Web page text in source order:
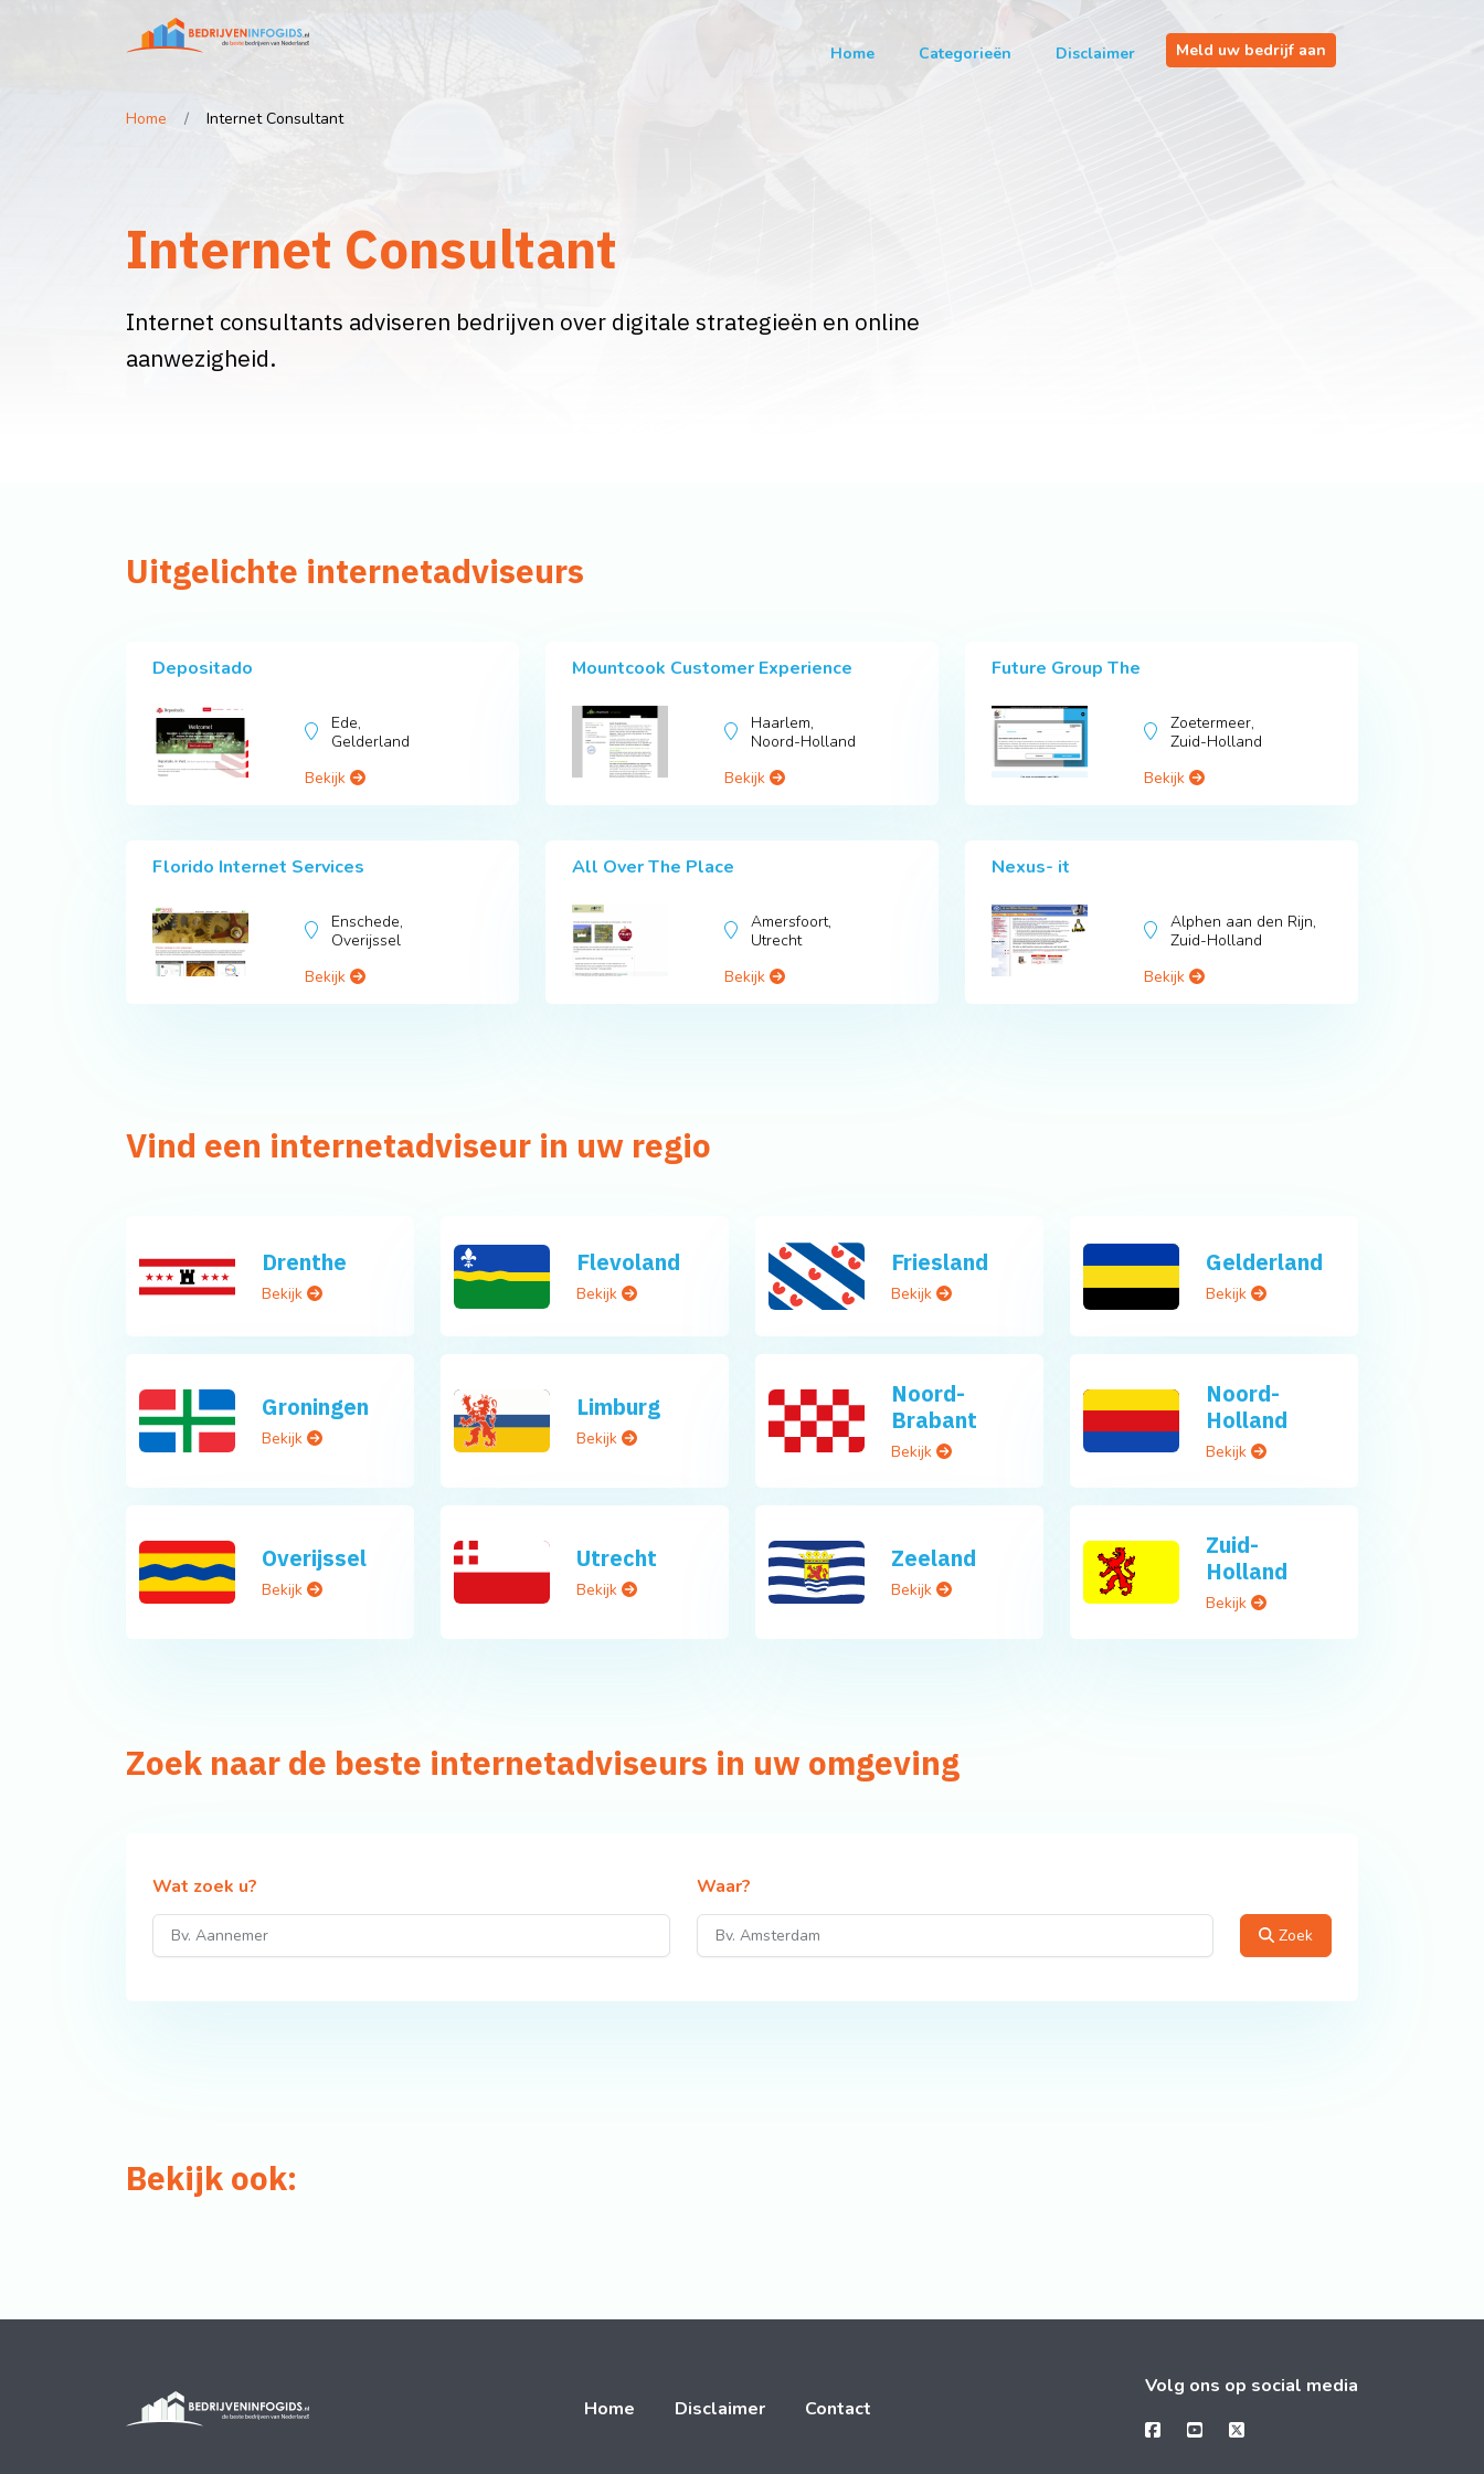
Home Categorieën Disclaimer Meld uw bedrijf aan
Home Internet Consultant
Internet Consultant
Internet consultants adviseren bedrijven over digitale strategieën en online
aanwezigheid.
Uitgelichte internetadviseurs
Depositado
Ede,
Gelderland
Bekijk
Mountcook Customer Experience
Haarlem,
Noord-Holland
Bekijk
Future Group The
Zoetermeer,
Zuid-Holland
Bekijk
Florido Internet Services
Enschede,
Overijssel
Bekijk
All Over The Place
Amersfoort,
Utrecht
Bekijk
Nexus- it
Alphen aan den Rijn,
Zuid-Holland
Bekijk
Vind een internetadviseur in uw regio
Drenthe
Bekijk
Flevoland
Bekijk
Friesland
Bekijk
Gelderland
Bekijk
Groningen
Bekijk
Limburg
Bekijk
Noord-
Brabant
Bekijk
Noord-
Holland
Bekijk
Overijssel
Bekijk
Utrecht
Bekijk
Zeeland
Bekijk
Zuid-
Holland
Bekijk
Zoek naar de beste internetadviseurs in uw omgeving
Wat zoek u? Waar?
Zoek
Bekijk ook:
Home Disclaimer Contact
Volg ons op social media